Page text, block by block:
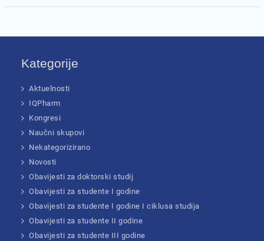
Kategorije
Aktuelnosti
IQPharm
Kongresi
Naučni skupovi
Nekategorizirano
Novosti
Obavijesti za doktorski studij
Obavijesti za studente I godine
Obavijesti za studente I godine I ciklusa studija
Obavijesti za studente II godine
Obavijesti za studente III godine